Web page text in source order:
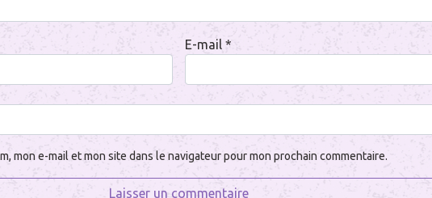
E-mail *
mon e-mail et mon site dans le navigateur pour mon prochain commentaire.